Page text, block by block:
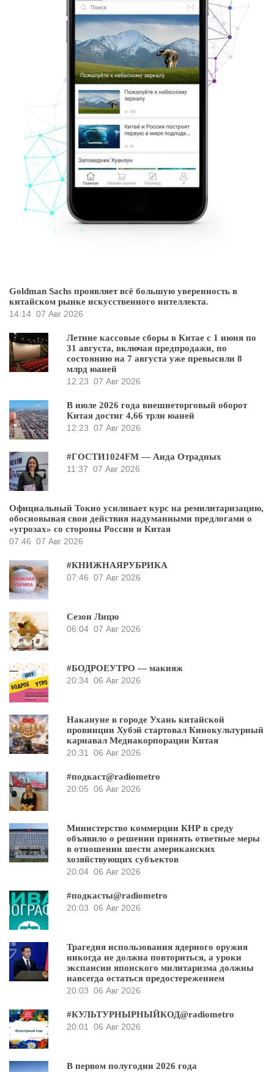
Goldman Sachs проявляет всё большую уверенность в
китайском рынке искусственного интеллекта.
14:14 07 Авг 2026
Летние кассовые сборы в Китае с 1 июня по
31 августа, включая предпродажи, по
состоянию на 7 августа уже превысили 8
млрд юаней
12:23 07 Авг 2026
В июле 2026 года внешнеторговый оборот
Китая достиг 4,66 трлн юаней
12:23 07 Авг 2026
#ГОСТИ1024FM — Аида Отрадных
11:37 07 Авг 2026
Официальный Токио усиливает курс на ремилитаризацию,
обосновывая свои действия надуманными предлогами о
«угрозах» со стороны России и Китая
07:46 07 Авг 2026
#КНИЖНАЯРУБРИКА
07:46 07 Авг 2026
Сезон Лицю
06:04 07 Авг 2026
#БОДРОЕУТРО — макияж
20:34 06 Авг 2026
Накануне в городе Ухань китайской
провинции Хубэй стартовал Кинокультурный
карнавал Медиакорпорации Китая
20:31
06 Авг 2026
#подкаст@radiometro
20:05 06 Авг 2026
Министерство коммерции КНР в среду
объявило о решении принять ответные меры
в отношении шести американских
хозяйствующих субъектов
20:04 06 Авг 2026
#подкасты@radiometro
20:03 06 Авг 2026
Трагедия использования ядерного оружия
никогда не должна повториться, а уроки
экспансии японского милитаризма должны
навсегда остаться предостережением
20:03 06 Авг 2026
#КУЛЬТУРНЫРНЫЙКОД@radiometro
20:01
06 Авг 2026
В первом полугодии 2026 года